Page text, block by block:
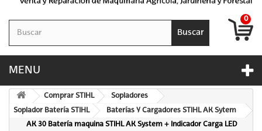
Buscar
0
MENU
Comprar STIHL Sopladores
Soplador Batería STIHL
Baterías Y Cargadores STIHL AK Sytem
AK 30 Batería maquina STIHL AK System + Indicador Carga LED